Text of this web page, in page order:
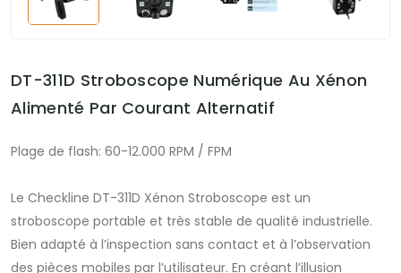
DT-311D Stroboscope Numérique Au Xénon
Alimenté Par Courant Alternatif
Plage de flash: 60-12.000 RPM / FPM
Le Checkline DT-311D Xénon Stroboscope est un
stroboscope portable et très stable de qualité industrielle.
Bien adapté à l’inspection sans contact et à l’observation
des pièces mobiles par l’utilisateur. En créant l’illusion